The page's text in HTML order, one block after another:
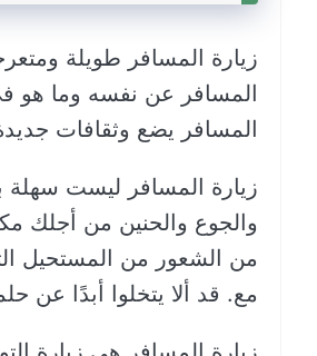
زيارة المسافر طويلة
المسافر عن نفسه وما هو
المسافر يضع وثقافات
زيارة المسافر ليست سهلة
والجوع والحنين من أجلك
من الشعور من المستحيل
مع. قد ألا يتخلوا أبدًا عن